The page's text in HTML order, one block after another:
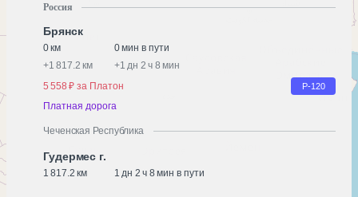
Россия
Брянск
0 км
0 мин в пути
+1 817.2 км +1 дн 2 ч 8 мин
5 558 ₽ за Платон
Р-120
Платная дорога
Чеченская Республика
Гудермес г.
1 817.2 км 1 дн 2 ч 8 мин в пути